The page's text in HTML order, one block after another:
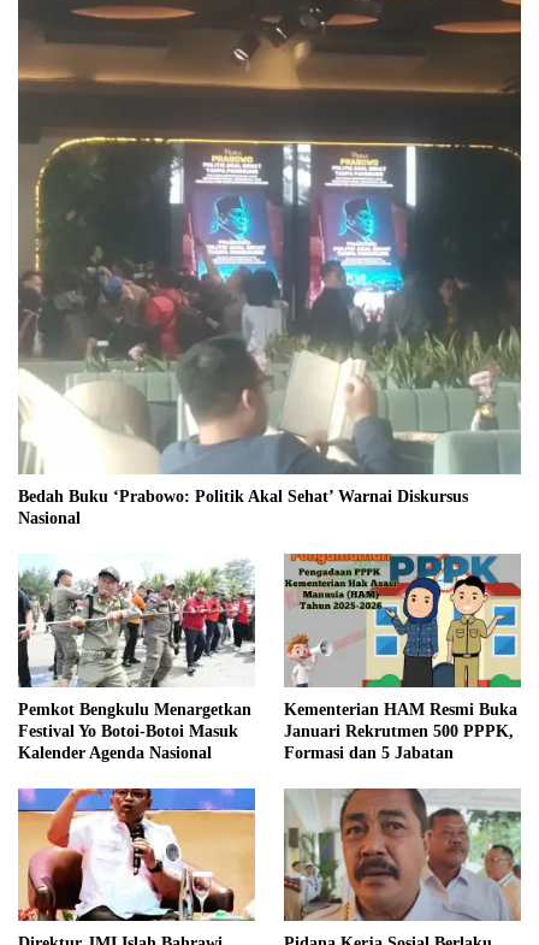
Bedah Buku ‘Prabowo: Politik Akal Sehat’ Warnai Diskursus
Nasional
Pemkot Bengkulu Menargetkan
Festival Yo Botoi-Botoi Masuk
Kalender Agenda Nasional
Kementerian HAM Resmi Buka
Januari Rekrutmen 500 PPPK,
Formasi dan 5 Jabatan